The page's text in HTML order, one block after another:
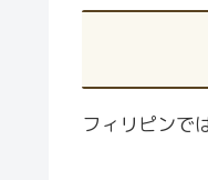
フィリピン